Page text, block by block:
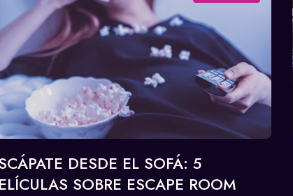
DESDE EL SOFÁ: 5
SOBRE ESCAPE ROOM